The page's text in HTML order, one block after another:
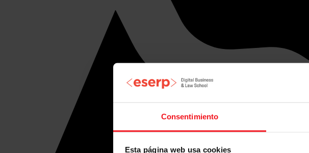
Consentimiento
Esta página web usa cookies